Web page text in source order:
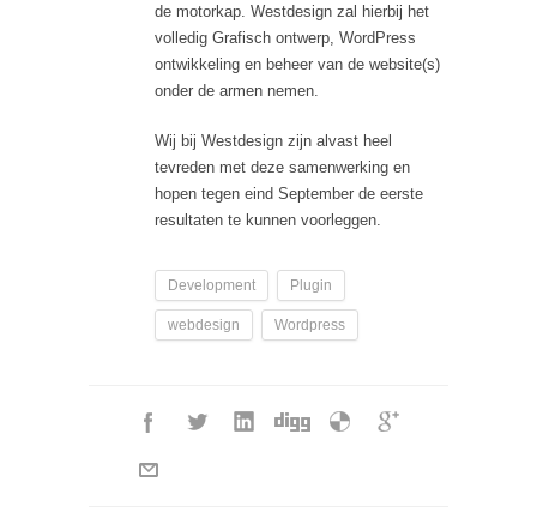
de motorkap. Westdesign zal hierbij het
volledig Grafisch ontwerp, WordPress
ontwikkeling en beheer van de website(s)
onder de armen nemen.
Wij bij Westdesign zijn alvast heel
tevreden met deze samenwerking en
hopen tegen eind September de eerste
resultaten te kunnen voorleggen.
Development Plugin
webdesign Wordpress